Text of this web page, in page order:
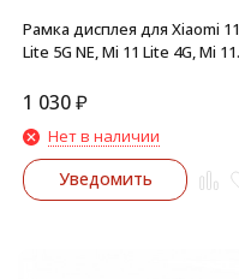
Рамка дисплея для Xiaomi 11
Lite 5G NE, Mi 11 Lite 4G, Mi 11
1 030₽
Нет в наличии
Уведомить